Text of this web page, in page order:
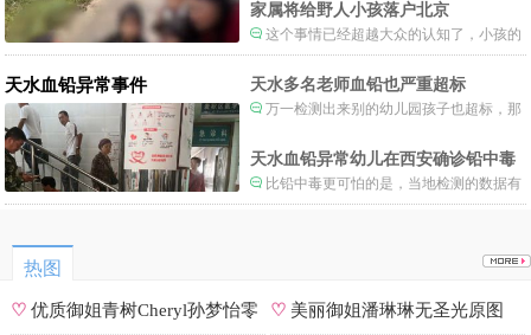
家属将给野人小孩落户北京
这个事情已经超越大众的认知了，小孩的
形体和状态已经畸形了，得尽快送医。
天水血铅异常事件 天水多名老师血铅也严重超标
万一检测出来别的幼儿园孩子也超标，那
天水血铅异常幼儿在西安确诊铅中毒
比铅中毒更可怕的是，当地检测的数据有
可能被造假。
热图
♡优质御姐青树Cheryl孙梦怡零 ♡ 美丽御姐潘琳琳无圣光原图